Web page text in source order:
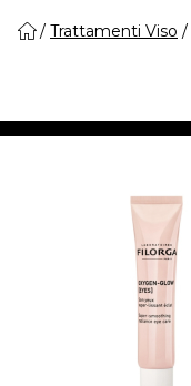
Trattamenti Viso